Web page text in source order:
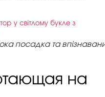
посадка та
на